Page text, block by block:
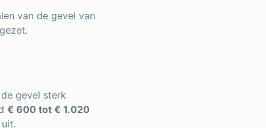
van de gevel van
gevel sterk
€ 600 tot € 1.020